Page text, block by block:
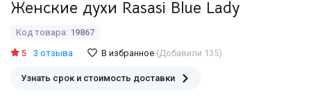
Женские духи Rasasi Blue Lady
Код товара: 19867
5
3 отзыва В избранное (Добавили 135)
Узнать срок и стоимость доставки